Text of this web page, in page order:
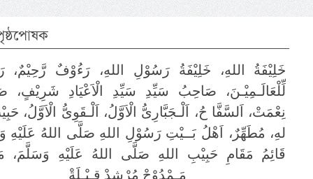
خَلِيْفَةُ اللهِ، خَلِيْفَةُ رَسُوْلِ اللهِ، رَءُوْفٌ رَّحِيْمٌ،
لِّلْعَالَـمِيْـنَ، صَاحِبُ سَيِّدِ سَيِّدِ الْاَعْيَادِ شَرِيْفٍ،
نِعْمَتْ، اَلسَّفَّا حُ، اَلْـجَبَّارِىُّ الْاَوَّلُ، اَلْـقَوِىُّ الْاَوَّلُ،
لهِ، مُطَهِّرٌ، اَهْلُ بَــيْتِ رَسُوْلِ اللهِ صَلَّى اللهُ عَلَيْهِ
قَائِمُ مَقَامِ حَبِيْبِ اللهِ صَلَّى اللهُ عَلَيْهِ وَسَلَّمَ،
مَـمْدُوْحْ مُرْشِدْ قِـبْـلَةْ